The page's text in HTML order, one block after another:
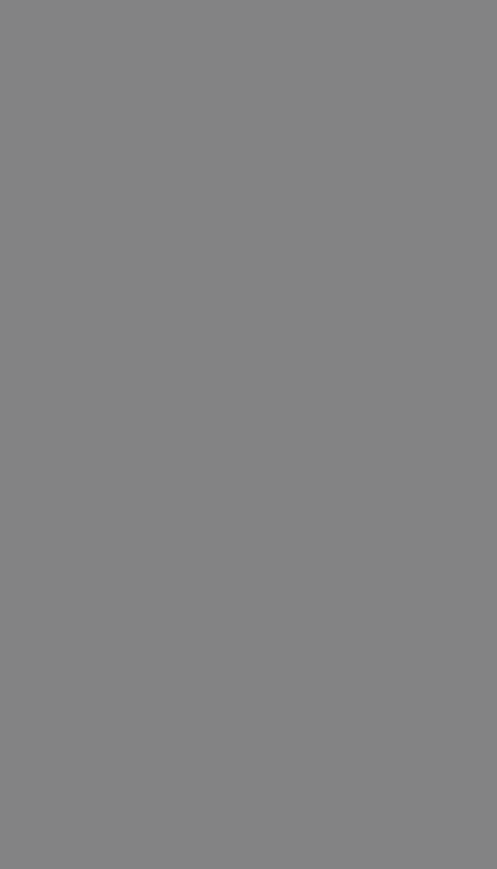
τη
και τις
για την
με την
δεδομένα
ότι
τιμώνται σε
προκειμένου να
τους.
ανθρώπων
τους.
με τον τρόπο
ιστότοπο και
χρήστης πριν
λόγω ιστότοπο.
είναι
της
με
τις